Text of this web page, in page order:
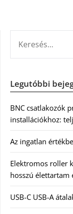
Legutóbbi
BNC csatlakozók
installációkhoz:
Az ingatlan
Elektromos roller
hosszú élettartam
USB-C USB-A